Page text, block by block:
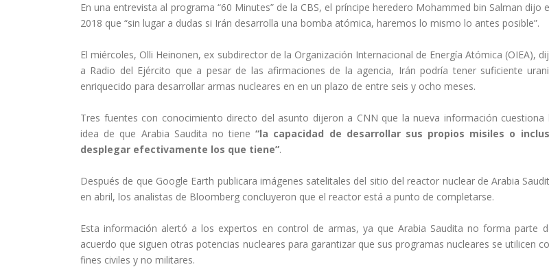
En una entrevista al programa “60 Minutes” de la CBS, el príncipe heredero Mohammed bin Salman dijo
2018 que “sin lugar a dudas si Irán desarrolla una bomba atómica, haremos lo mismo lo antes posible”.
El miércoles, Olli Heinonen, ex subdirector de la Organización Internacional de Energía Atómica (OIEA),
a Radio del Ejército que a pesar de las afirmaciones de la agencia, Irán podría tener suficiente
enriquecido para desarrollar armas nucleares en en un plazo de entre seis y ocho meses.
Tres fuentes con conocimiento directo del asunto dijeron a CNN que la nueva información cuestiona
idea de que Arabia Saudita no tiene“la capacidad de desarrollar sus propios misiles o
desplegar efectivamente los que tiene”.
Después de que Google Earth publicara imágenes satelitales del sitio del reactor nuclear de Arabia
en abril, los analistas de Bloomberg concluyeron que el reactor está a punto de completarse.
Esta información alertó a los expertos en control de armas, ya que Arabia Saudita no forma parte
acuerdo que siguen otras potencias nucleares para garantizar que sus programas nucleares se utilicen
fines civiles y no militares.